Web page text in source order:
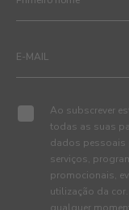
Ao subscrever
todas as suas
dados pessoais
serviços,
promocionais,
utilização da
qualquer